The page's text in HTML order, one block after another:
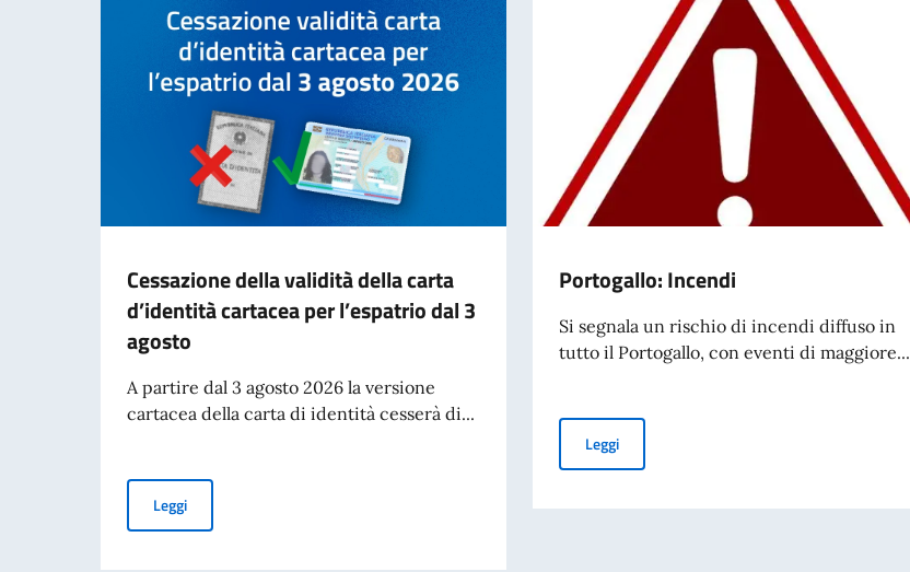
Cessazione della validità della carta
d’identità cartacea per l’espatrio dal 3
agosto
A partire dal 3 agosto 2026 la versione
cartacea della carta di identità cesserà di...
LeggiCessazione della validità della carta d’identità cartacea per l’espatrio dal 3 agosto
Portogallo: Incendi
Si segnala un rischio di incendi diffuso in
tutto il Portogallo, con eventi di maggiore...
LeggiPortogallo: Incendi